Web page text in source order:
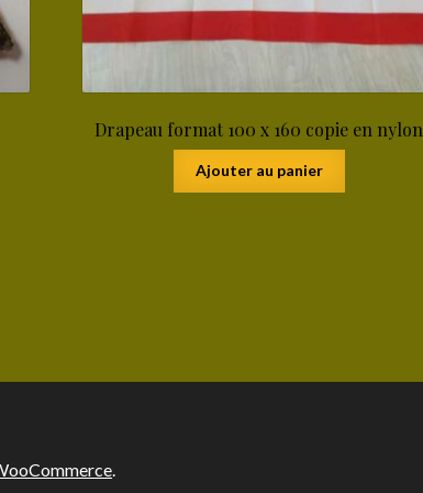
Drapeau format 100 x 160 copie en nylon
Ajouter au panier
.